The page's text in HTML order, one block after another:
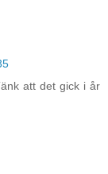
att det gick i år